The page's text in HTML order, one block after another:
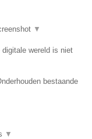
▼
wereld is niet
bestaande
▼